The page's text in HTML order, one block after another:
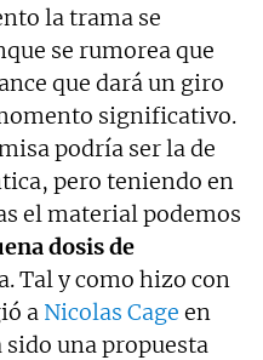
la trama se
se rumorea que
que dará un giro
significativo.
podría ser la de
pero teniendo en
el material podemos
dosis de
Tal y como hizo con
a Nicolas Cage en
una propuesta